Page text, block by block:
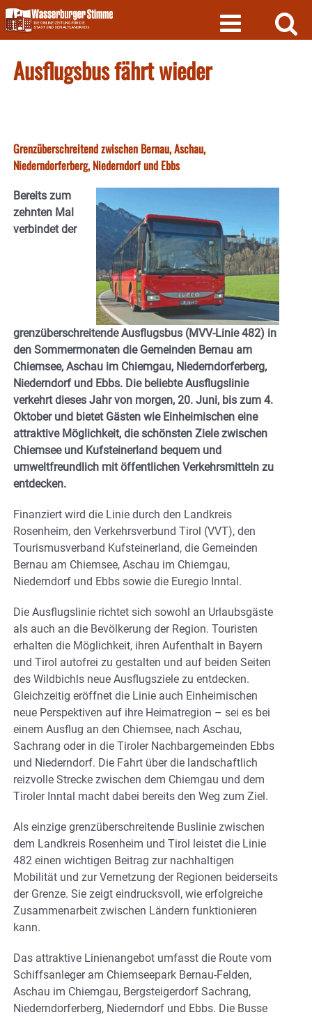
Skip
to
content
Ausflugsbus fährt wieder
Grenzüberschreitend zwischen Bernau, Aschau,
Niederndorferberg, Niederndorf und Ebbs
Bereits zum
zehnten Mal
verbindet der
grenzüberschreitende Ausflugsbus (MVV-Linie 482) in
den Sommermonaten die Gemeinden Bernau am
Chiemsee, Aschau im Chiemgau, Niederndorferberg,
Niederndorf und Ebbs. Die beliebte Ausflugslinie
verkehrt dieses Jahr von morgen, 20. Juni, bis zum 4.
Oktober und bietet Gästen wie Einheimischen eine
attraktive Möglichkeit, die schönsten Ziele zwischen
Chiemsee und Kufsteinerland bequem und
umweltfreundlich mit öffentlichen Verkehrsmitteln zu
entdecken.
Finanziert wird die Linie durch den Landkreis
Rosenheim, den Verkehrsverbund Tirol (VVT), den
Tourismusverband Kufsteinerland, die Gemeinden
Bernau am Chiemsee, Aschau im Chiemgau,
Niederndorf und Ebbs sowie die Euregio Inntal.
Die Ausflugslinie richtet sich sowohl an Urlaubsgäste
als auch an die Bevölkerung der Region. Touristen
erhalten die Möglichkeit, ihren Aufenthalt in Bayern
und Tirol autofrei zu gestalten und auf beiden Seiten
des Wildbichls neue Ausflugsziele zu entdecken.
Gleichzeitig eröffnet die Linie auch Einheimischen
neue Perspektiven auf ihre Heimatregion – sei es bei
einem Ausflug an den Chiemsee, nach Aschau,
Sachrang oder in die Tiroler Nachbargemeinden Ebbs
und Niederndorf. Die Fahrt über die landschaftlich
reizvolle Strecke zwischen dem Chiemgau und dem
Tiroler Inntal macht dabei bereits den Weg zum Ziel.
Als einzige grenzüberschreitende Buslinie zwischen
dem Landkreis Rosenheim und Tirol leistet die Linie
482 einen wichtigen Beitrag zur nachhaltigen
Mobilität und zur Vernetzung der Regionen beiderseits
der Grenze. Sie zeigt eindrucksvoll, wie erfolgreiche
Zusammenarbeit zwischen Ländern funktionieren
kann.
Das attraktive Linienangebot umfasst die Route vom
Schiffsanleger am Chiemseepark Bernau-Felden,
Aschau im Chiemgau, Bergsteigerdorf Sachrang,
Niederndorferberg, Niederndorf und Ebbs. Die Busse